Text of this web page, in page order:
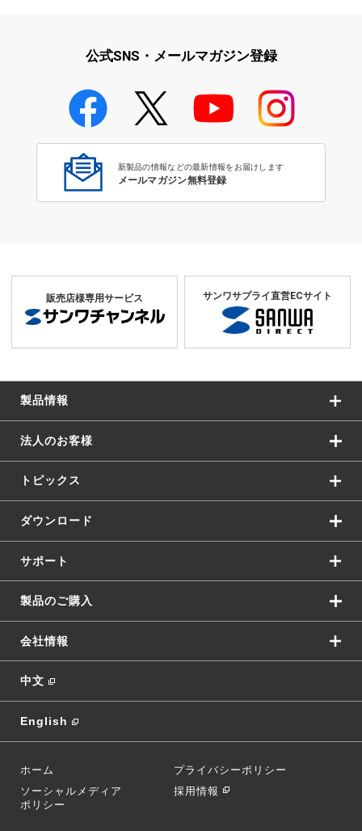
学校教育のICT環境整備特集
公式SNS・メールマガジン登録
新製品の情報などの最新情報をお届けします
メールマガジン無料登録
販売店様専用サービス サンワサプライ直営ECサイト
製品情報
法人のお客様
トピックス
ダウンロード
サポート
製品のご購入
会社情報
中文
English
ホーム
プライバシーポリシー
ソーシャルメディア
ポリシー
採用情報